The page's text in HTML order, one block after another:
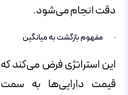
دقت انجام می‌شود.
· مفهوم بازگشت به میانگین
این استراتژی فرض می‌کند که
قیمت دارایی‌ها به سمت